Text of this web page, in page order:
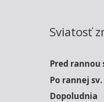
Sviatosť
Pred rannou
Po rannej
Dopoludnia